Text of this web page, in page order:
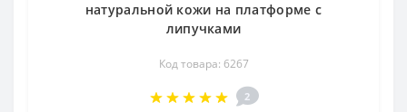
натуральной кожи на платформе с
липучками
Код товара: 6267
2